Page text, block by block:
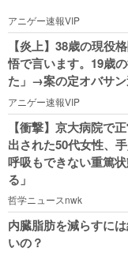
アニゲー速報VIP
【炎上】38歳の現役
悟で言います。19歳
た」→案の定オバサ
アニゲー速報VIP
【衝撃】京大病院で
出された50代女性、
呼吸もできない重篤
る」
哲学ニュースnwk
内臓脂肪を減らすに
いの？